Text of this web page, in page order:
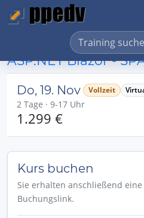
ASP.NET Blazor -
Do, 19. Nov Vollzeit
2 Tage · 9-17 Uhr
1.299 €
Kurs buchen
Sie erhalten anschließend
Buchungslink.